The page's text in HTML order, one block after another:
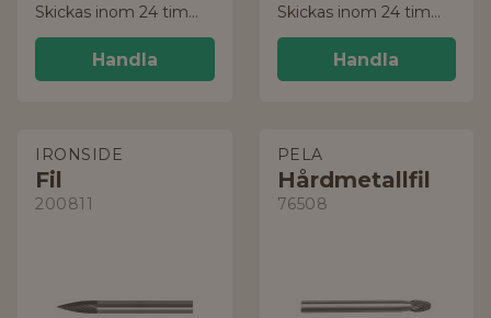
Skickas inom 24 timmar!
Handla
Skickas inom 24 timmar!
Handla
IRONSIDE
Fil
200811
PELA
Hårdmetallfil
76508